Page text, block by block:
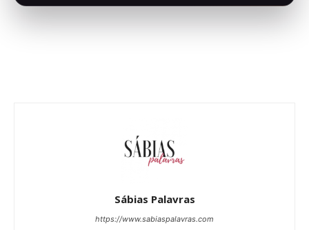
Sábias Palavras
https://www.sabiaspalavras.com